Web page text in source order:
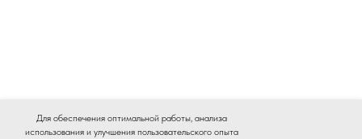
Для обеспечения оптимальной работы, анализа
использования и улучшения пользовательского опыта